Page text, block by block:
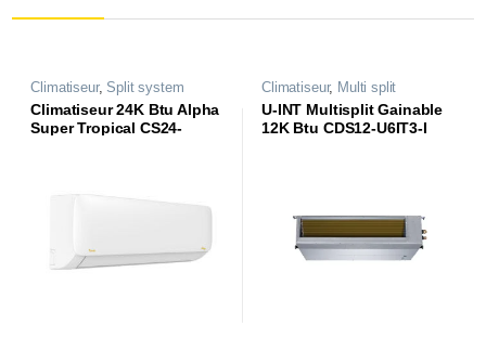
Climatiseur, Split system
Climatiseur 24K Btu Alpha
Super Tropical CS24-
Climatiseur, Multi split
U-INT Multisplit Gainable
12K Btu CDS12-U6IT3-I